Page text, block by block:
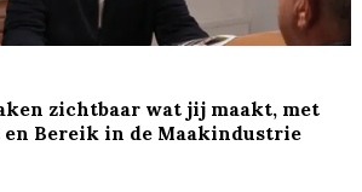
zichtbaar wat jij maakt, met
Bereik in de Maakindustrie